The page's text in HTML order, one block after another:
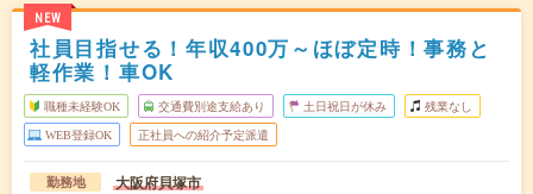
NEW
社員目指せる！年収400万～ほぼ定時！事務と
軽作業！車OK
職種未経験OK 交通費別途支給あり 土日祝日が休み 残業なし
WEB登録OK 正社員への紹介予定派遣
勤務地 大阪府貝塚市